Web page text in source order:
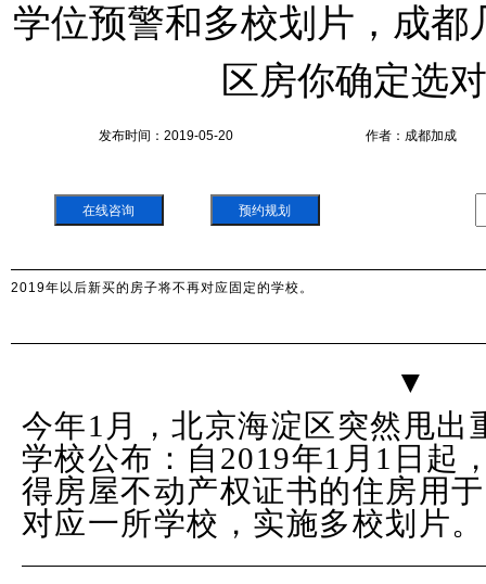
学位预警和多校划片，成都
区房你确定选
发布时间：2019-05-20 作者：成都加成
在线咨询 预约规划
2019年以后新买的房子将不再对应固定的学校。
▼
今年1月，北京海淀区突然甩出
学校公布：自2019年1月1日起
得房屋不动产权证书的住房用
对应一所学校，实施多校划片。